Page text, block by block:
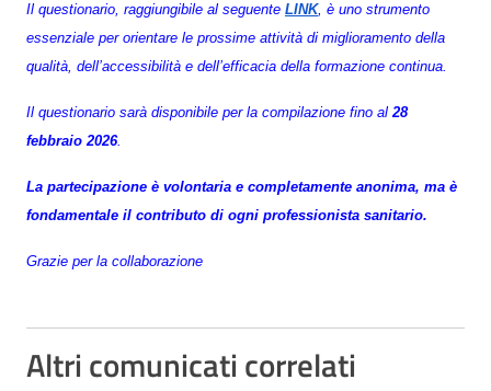
Il questionario, raggiungibile al seguente LINK, è uno strumento
essenziale per orientare le prossime attività di miglioramento della
qualità, dell’accessibilità e dell’efficacia della formazione continua.
Il questionario sarà disponibile per la compilazione fino al28
febbraio 2026.
La partecipazione è volontaria e completamente anonima, ma è
fondamentale il contributo di ogni professionista sanitario.
Grazie per la collaborazione
Altri comunicati correlati